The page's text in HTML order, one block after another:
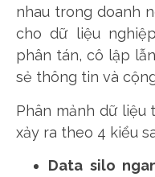
nhau trong doanh
cho dữ liệu
phân tán, cô lập
sẻ thông tin và
Phân mảnh dữ liệu
xảy ra theo 4 kiểu
Data silo